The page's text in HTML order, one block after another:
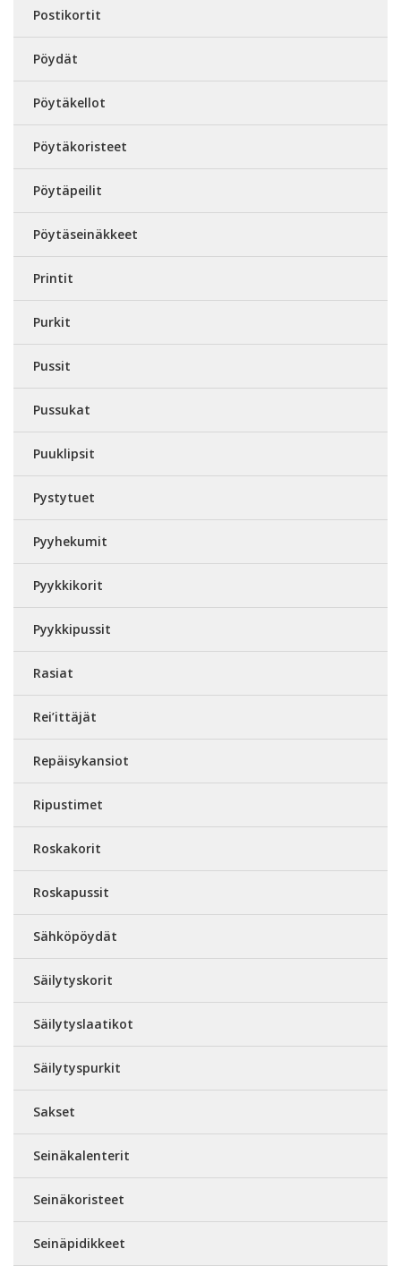
Postikortit
Pöydät
Pöytäkellot
Pöytäkoristeet
Pöytäpeilit
Pöytäseinäkkeet
Printit
Purkit
Pussit
Pussukat
Puuklipsit
Pystytuet
Pyyhekumit
Pyykkikorit
Pyykkipussit
Rasiat
Rei’ittäjät
Repäisykansiot
Ripustimet
Roskakorit
Roskapussit
Sähköpöydät
Säilytyskorit
Säilytyslaatikot
Säilytyspurkit
Sakset
Seinäkalenterit
Seinäkoristeet
Seinäpidikkeet